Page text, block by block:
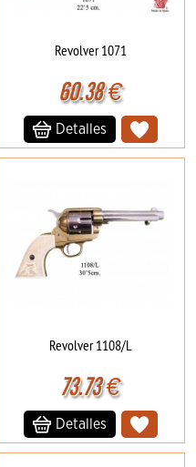
Revolver 1071
60.38€
Detalles
Revolver 1108/L
73.73€
Detalles